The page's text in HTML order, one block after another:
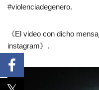
#violenciadegenero.
《El video con dicho
instagram》.